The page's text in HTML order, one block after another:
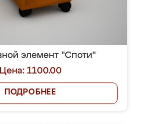
элемент "Споти"
Цена: 1100.00
ПОДРОБНЕЕ